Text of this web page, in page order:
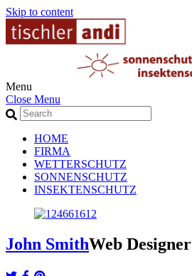
Skip to content
Menu
Close Menu
HOME
FIRMA
WETTERSCHUTZ
SONNENSCHUTZ
INSEKTENSCHUTZ
John SmithWeb Designer